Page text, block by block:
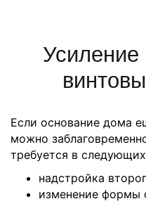
Если основание дома
можно
требуется в
надстройка
изменение формы